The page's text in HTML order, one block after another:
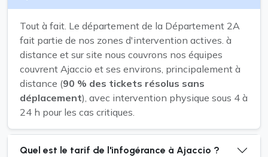
Tout à fait. Le département de la Département 2A
fait partie de nos zones d'intervention actives. à
distance et sur site nous couvrons nos équipes
couvrent Ajaccio et ses environs, principalement à
distance (90 % des tickets résolus sans
déplacement), avec intervention physique sous 4 à
24 h pour les cas critiques.
Quel est le tarif de l'infogérance à Ajaccio ?